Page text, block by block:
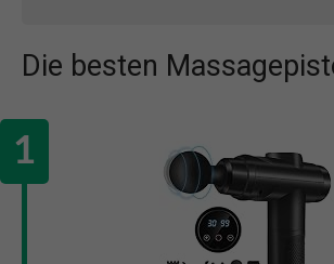
Die besten